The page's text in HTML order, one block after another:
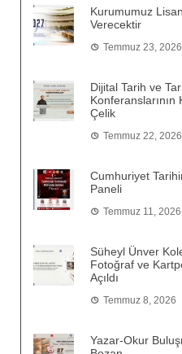
Kurumumuz
Verecektir
Temmuz 23, 2026
Dijital Tarih ve
Çelik
Temmuz 22, 2026
Cumhuriyet
Paneli
Temmuz 11, 2026
Süheyl Ünver
Fotoğraf ve
Açıldı
Temmuz 8, 2026
Yazar-Okur